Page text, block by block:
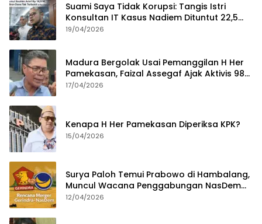
Suami Saya Tidak Korupsi: Tangis Istri
Konsultan IT Kasus Nadiem Dituntut 22,5
Tahun
19/04/2026
Madura Bergolak Usai Pemanggilan H Her
Pamekasan, Faizal Assegaf Ajak Aktivis 98
Bongkar Permainan KPK
17/04/2026
Kenapa H Her Pamekasan Diperiksa KPK?
15/04/2026
Surya Paloh Temui Prabowo di Hambalang,
Muncul Wacana Penggabungan NasDem
dan Gerindra
12/04/2026